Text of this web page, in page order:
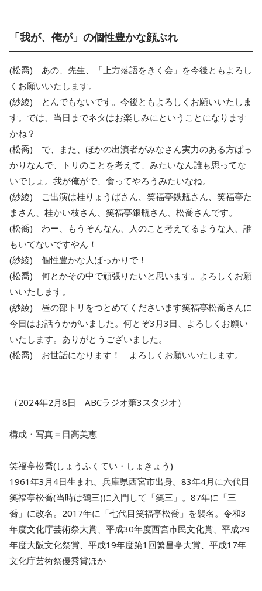
「我が、俺が」の個性豊かな顔ぶれ
(松喬) あの、先生、「上方落語をきく会」を今後ともよろし
くお願いいたします。
(紗綾) とんでもないです。今後ともよろしくお願いいたしま
す。では、当日までネタはお楽しみにということになります
かね？
(松喬) で、また、ほかの出演者がみなさん実力のある方ばっ
かりなんで、トリのことを考えて、みたいなん誰も思ってな
いでしょ。我が俺がで、食ってやろうみたいなね。
(紗綾) ご出演は桂りょうばさん、笑福亭鉄瓶さん、笑福亭た
まさん、桂かい枝さん、笑福亭銀瓶さん、松喬さんです。
(松喬) わー、もうそんなん、人のこと考えてるような人、誰
もいてないですやん！
(紗綾) 個性豊かな人ばっかりで！
(松喬) 何とかその中で頑張りたいと思います。よろしくお願
いいたします。
(紗綾) 昼の部トリをつとめてくださいます笑福亭松喬さんに
今日はお話うかがいました。何とぞ3月3日、よろしくお願い
いたします。ありがとうございました。
(松喬) お世話になります！ よろしくお願いいたします。
（2024年2月8日 ABCラジオ第3スタジオ）
構成・写真＝日高美恵
笑福亭松喬(しょうふくてい・しょきょう)
1961年3月4日生まれ。兵庫県西宮市出身。83年4月に六代目
笑福亭松喬(当時は鶴三)に入門して「笑三」。87年に「三
喬」に改名。2017年に「七代目笑福亭松喬」を襲名。令和3
年度文化庁芸術祭大賞、平成30年度西宮市民文化賞、平成29
年度大阪文化祭賞、平成19年度第1回繁昌亭大賞、平成17年
文化庁芸術祭優秀賞ほか